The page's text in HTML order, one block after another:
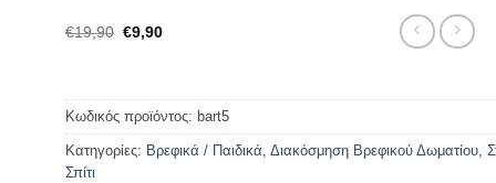
€19,90 Original
price
€9,90Η
Κωδικός προϊόντος: bart5
Κατηγορίες: Βρεφικά / Παιδικά, Διακόσμηση Βρεφικού Δωματίου,
Σπίτι